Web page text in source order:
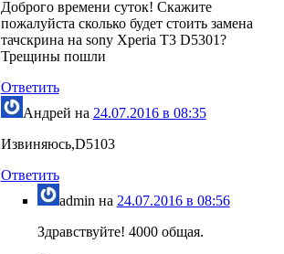
Доброго времени суток! Скажите
пожалуйста сколько будет стоить замена
тачскрина на sony Xperia T3 D5301?
Трещины пошли
Ответить
Андрей на 24.07.2016 в 08:35
Извиняюсь,D5103
Ответить
admin на 24.07.2016 в 08:56
Здравствуйте! 4000 общая.